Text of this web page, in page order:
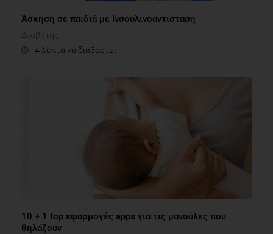
Άσκηση σε παιδιά με Ινσουλινοαντίσταση
Διαβήτης
4 λεπτά να διαβαστεί
10 + 1 top εφαρμογές apps για τις μανούλες που
θηλάζουν